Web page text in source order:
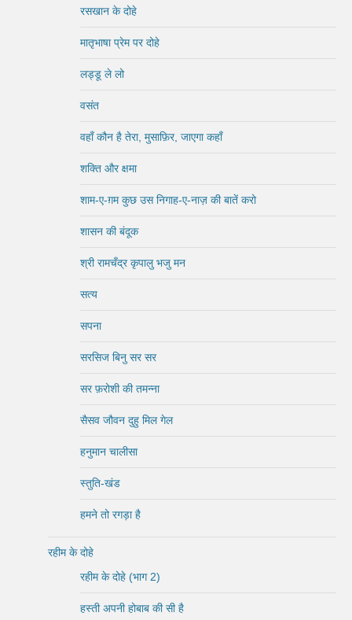
रसखान के दोहे
मातृभाषा प्रेम पर दोहे
लड्डू ले लो
वसंत
वहाँ कौन है तेरा, मुसाफ़िर, जाएगा कहाँ
शक्ति और क्षमा
शाम-ए-ग़म कुछ उस निगाह-ए-नाज़ की बातें करो
शासन की बंदूक
श्री रामचँद्र कृपालु भजु मन
सत्य
सपना
सरसिज बिनु सर सर
सर फ़रोशी की तमन्ना
सैसव जौवन दुहु मिल गेल
हनुमान चालीसा
स्तुति-खंड
हमने तो रगड़ा है
रहीम के दोहे
रहीम के दोहे (भाग 2)
हस्ती अपनी होबाब की सी है